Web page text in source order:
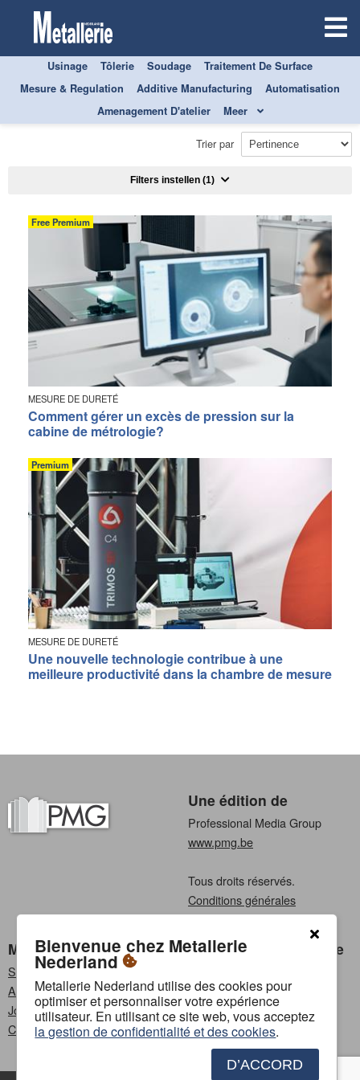
Usinage Tôlerie Soudage
Traitement De Surface
Mesure & Regulation
Additive Manufacturing
Automatisation
Amenagement D'atelier
Meer
TOUS
MESURE & REGULATION
MESURE DE DURETÉ
Trier par
Filters instellen (1)
Free Premium
MESURE DE DURETÉ
Comment gérer un excès de pression sur la
cabine de métrologie?
Premium
MESURE DE DURETÉ
Une nouvelle technologie contribue à une
meilleure productivité dans la chambre de mesure
Une édition de
Professional Media Group
www.pmg.be
Tous droits réservés.
Conditions générales
Privacy
Metallerie Nederland
S'abonner
Annoncer
Jobs
Contact
Choisissez une langue
Français
Bienvenue chez Metallerie
Nederland
Metallerie Nederland utilise des cookies pour
optimiser et personnaliser votre expérience
utilisateur. En utilisant ce site web, vous acceptez
la gestion de confidentialité et des cookies.
D’ACCORD